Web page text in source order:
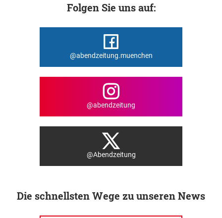
Folgen Sie uns auf:
@abendzeitung.muenchen
@abendzeitung
@Abendzeitung
Die schnellsten Wege zu unseren News